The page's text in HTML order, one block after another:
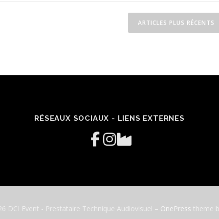
ARTICLES PLUS RÉCENTS
RÉSEAUX SOCIAUX - LIENS EXTERNES
DCI Event - Prestataire Technique Audiovisuel – OnePress theme